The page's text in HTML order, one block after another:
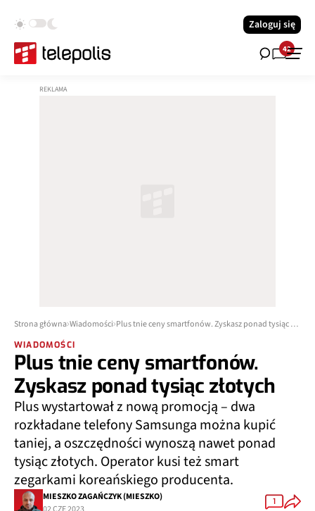
Zaloguj się
42
Strona główna Wiadomości
WIADOMOŚCI
Plus tnie ceny smartfonów.
Zyskasz ponad tysiąc złotych
Plus wystartował z nową promocją – dwa
rozkładane telefony Samsunga można kupić
taniej, a oszczędności wynoszą nawet ponad
tysiąc złotych. Operator kusi też smart
zegarkami koreańskiego producenta.
MIESZKO ZAGAŃCZYK (MIESZKO)
02 CZE 2023
1